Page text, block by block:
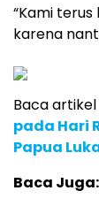
“Kami
karena
Baca artikel
pada Hari
Papua
Baca Juga: